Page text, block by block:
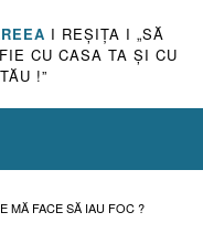
I REŞIŢA I „SĂ
CU CASA TA ŞI CU
!”
MĂ FACE SĂ IAU FOC ?